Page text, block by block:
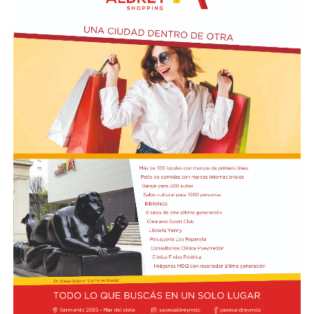
de Red Bull, aparecen en la segunda posición
compartida y completan el podio con 8 de valoración
cada uno. El cuarto puesto tiene un triple empate entre
Pierre Gasly, compañero de Colapinto en Alpine; Liam
Lawson, de Racing Bulls; y George Russell, de Mercedes,
todos con 7,6.
Por detrás, el debutante Arvid Lindblad, de Racing Bulls,
está igualado con el vigente campeón Lando Norris, de
McLaren, en el séptimo lugar, los dos con un puntaje de
7,5. A su vez, Charles Leclerc, de Ferrari, figura en el
noveno puesto en soledad, con una valoración de 7,4.
Finalmente, Colapinto y Hadjar están igualados en el
décimo con 7,0 cada uno.
La propia página web oficial de la F1 acompañó la